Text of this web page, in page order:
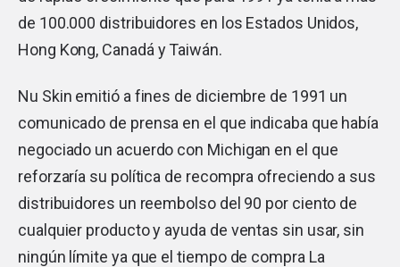
de 100.000 distribuidores en los Estados Unidos,
Hong Kong, Canadá y Taiwán.
Nu Skin emitió a fines de diciembre de 1991 un
comunicado de prensa en el que indicaba que había
negociado un acuerdo con Michigan en el que
reforzaría su política de recompra ofreciendo a sus
distribuidores un reembolso del 90 por ciento de
cualquier producto y ayuda de ventas sin usar, sin
ningún límite ya que el tiempo de compra La